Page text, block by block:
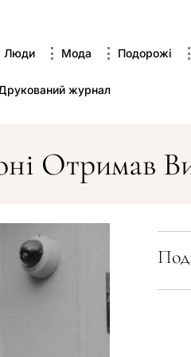
Люди Мода Подорожі
журнал
Отримав